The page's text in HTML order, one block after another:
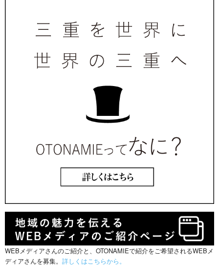
WEBメディアさんのご紹介と、OTONAMIEで紹介をご希望されるWEBメ
ディアさんを募集。 詳しくはこちらから。